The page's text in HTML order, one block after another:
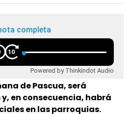
completa
10
Powered by Thinkindot Audio
de Pascua, será
en consecuencia, habrá
en las parroquias.